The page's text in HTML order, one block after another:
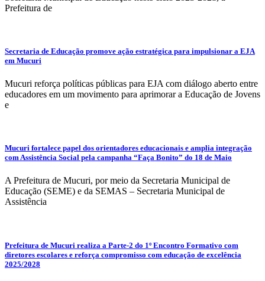
Prefeitura de
Secretaria de Educação promove ação estratégica para impulsionar a EJA
em Mucuri
Mucuri reforça políticas públicas para EJA com diálogo aberto entre
educadores em um movimento para aprimorar a Educação de Jovens
e
Mucuri fortalece papel dos orientadores educacionais e amplia integração
com Assistência Social pela campanha “Faça Bonito” do 18 de Maio
A Prefeitura de Mucuri, por meio da Secretaria Municipal de
Educação (SEME) e da SEMAS – Secretaria Municipal de
Assistência
Prefeitura de Mucuri realiza a Parte-2 do 1º Encontro Formativo com
diretores escolares e reforça compromisso com educação de excelência
2025/2028